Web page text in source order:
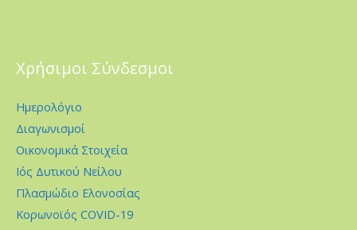
Χρήσιμοι Σύνδεσμοι
Ημερολόγιο
Διαγωνισμοί
Οικονομικά Στοιχεία
Ιός Δυτικού Νείλου
Πλασμώδιο Ελονοσίας
Κορωνοϊός COVID-19